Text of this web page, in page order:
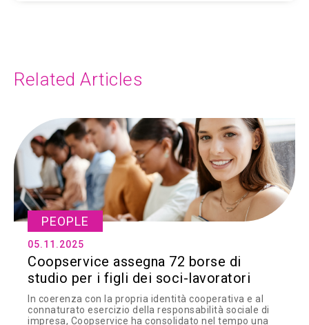
Related Articles
PEOPLE
05.11.2025
Coopservice assegna 72 borse di
studio per i figli dei soci-lavoratori
In coerenza con la propria identità cooperativa e al
connaturato esercizio della responsabilità sociale di
impresa, Coopservice ha consolidato nel tempo una